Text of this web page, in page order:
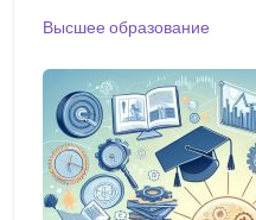
Высшее образование